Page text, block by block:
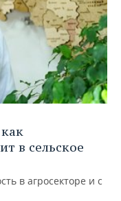
в сельское
в агросекторе и с